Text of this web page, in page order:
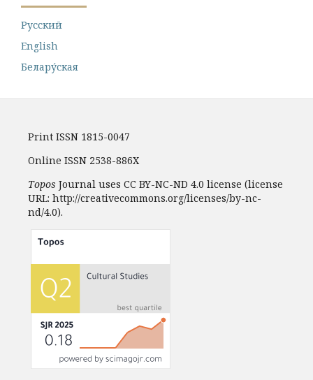
Русский
English
Белару́ская
Print ISSN 1815-0047
Online ISSN 2538-886X
Topos Journal uses CC BY-NC-ND 4.0 license (license
URL: http://creativecommons.org/licenses/by-nc-
nd/4.0).